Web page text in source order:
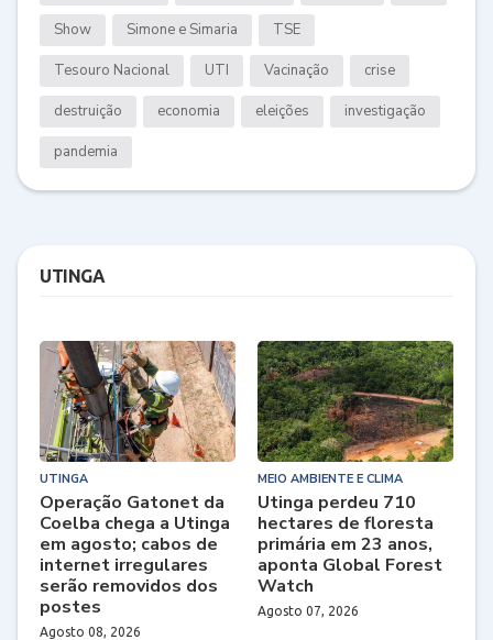
Show Simone e Simaria TSE
Tesouro Nacional UTI Vacinação crise
destruição economia eleições investigação
pandemia
UTINGA
UTINGA
Operação Gatonet da
Coelba chega a Utinga
em agosto; cabos de
internet irregulares
serão removidos dos
postes
Agosto 08, 2026
MEIO AMBIENTE E CLIMA
Utinga perdeu 710
hectares de floresta
primária em 23 anos,
aponta Global Forest
Watch
Agosto 07, 2026